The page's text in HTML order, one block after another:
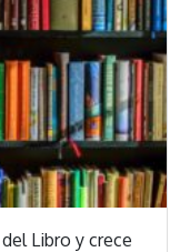
Libro y crece